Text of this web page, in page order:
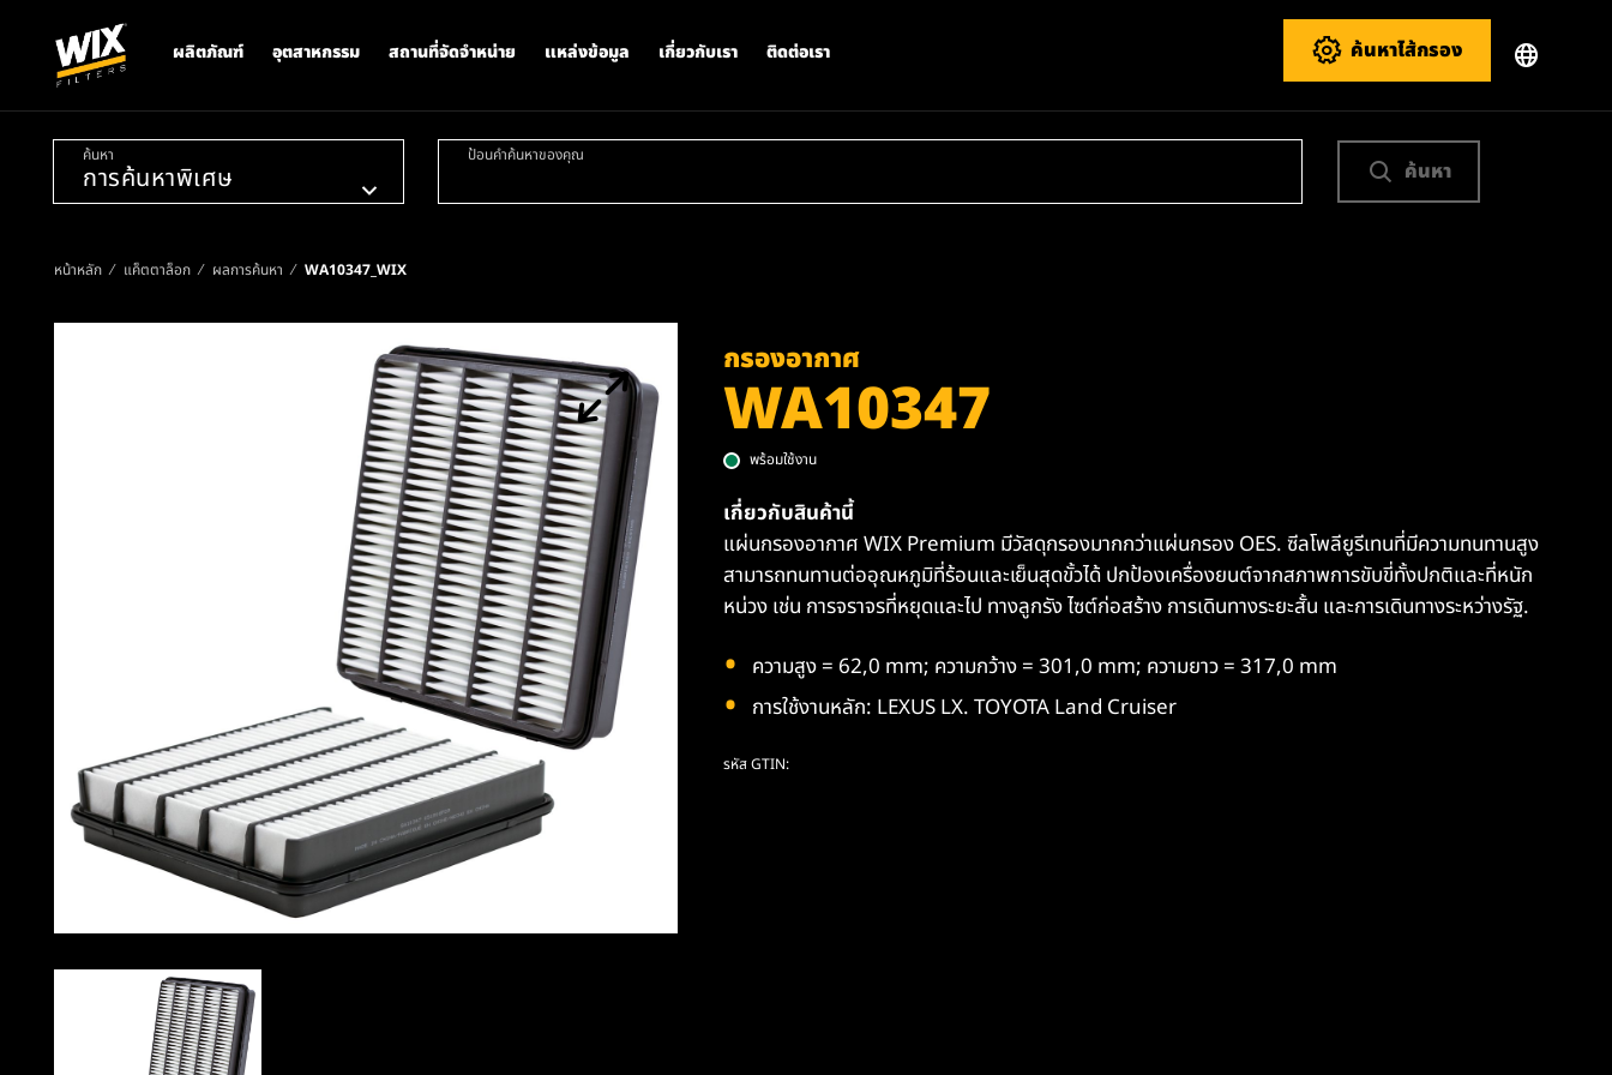
ผลิตภัณฑ์ อุตสาหกรรม สถานที่จัดจำหน่าย แหล่งข้อมูล เกี่ยวกับเรา ติดต่อเรา ค้นหาไส้กรอง
ค้นหา ป้อนคำค้นหาของคุณ
ค้นหา
หน้าหลัก แค็ตตาล็อก ผลการค้นหา WA10347_WIX
กรองอากาศ
WA10347
พร้อมใช้งาน
เกี่ยวกับสินค้านี้
แผ่นกรองอากาศ WIX Premium มีวัสดุกรองมากกว่าแผ่นกรอง OES. ซีลโพลียูรีเทนที่มีความทนทานสูง
สามารถทนทานต่ออุณหภูมิที่ร้อนและเย็นสุดขั้วได้ ปกป้องเครื่องยนต์จากสภาพการขับขี่ทั้งปกติและที่หนัก
หน่วง เช่น การจราจรที่หยุดและไป ทางลูกรัง ไซต์ก่อสร้าง การเดินทางระยะสั้น และการเดินทางระหว่างรัฐ.
ความสูง = 62,0 mm; ความกว้าง = 301,0 mm; ความยาว = 317,0 mm
การใช้งานหลัก: LEXUS LX. TOYOTA Land Cruiser
รหัส GTIN: